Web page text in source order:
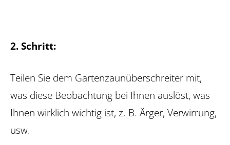
2. Schritt:
Teilen Sie dem Gartenzaunüberschreiter mit,
was diese Beobachtung bei Ihnen auslöst, was
Ihnen wirklich wichtig ist, z. B. Ärger, Verwirrung,
usw.